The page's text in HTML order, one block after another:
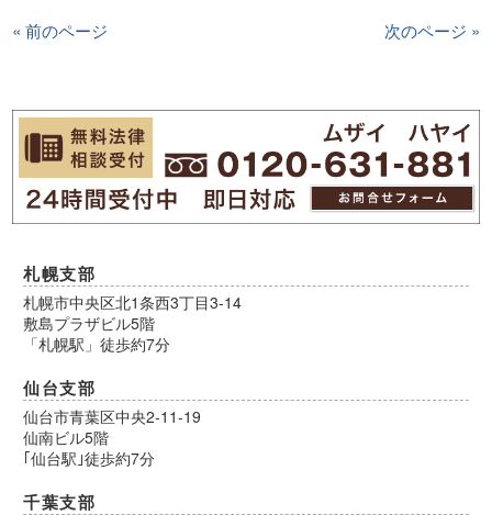
« 前のページ 次のページ »
札幌支部
札幌市中央区北1条西3丁目3-14
敷島プラザビル5階
「札幌駅」徒歩約7分
仙台支部
仙台市青葉区中央2-11-19
仙南ビル5階
｢仙台駅｣徒歩約7分
千葉支部